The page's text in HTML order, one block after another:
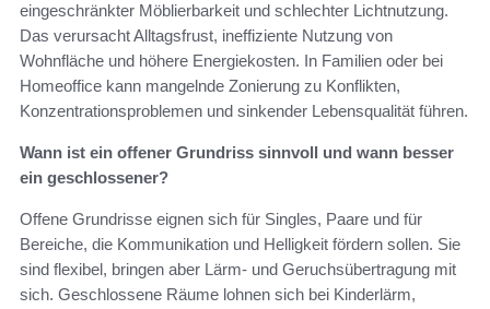
eingeschränkter Möblierbarkeit und schlechter Lichtnutzung.
Das verursacht Alltagsfrust, ineffiziente Nutzung von
Wohnfläche und höhere Energiekosten. In Familien oder bei
Homeoffice kann mangelnde Zonierung zu Konflikten,
Konzentrationsproblemen und sinkender Lebensqualität führen.
Wann ist ein offener Grundriss sinnvoll und wann besser
ein geschlossener?
Offene Grundrisse eignen sich für Singles, Paare und für
Bereiche, die Kommunikation und Helligkeit fördern sollen. Sie
sind flexibel, bringen aber Lärm- und Geruchsübertragung mit
sich. Geschlossene Räume lohnen sich bei Kinderlärm,